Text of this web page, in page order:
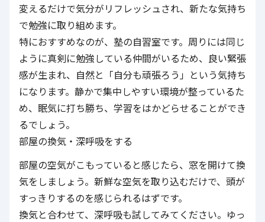
変えるだけで気分がリフレッシュされ、新たな気持ち
で勉強に取り組めます。
特におすすめなのが、塾の自習室です。周りには同じ
ように真剣に勉強している仲間がいるため、良い緊張
感が生まれ、自然と「自分も頑張ろう」という気持ち
になります。静かで集中しやすい環境が整っているた
め、眠気に打ち勝ち、学習をはかどらせることができ
るでしょう。
部屋の換気・深呼吸をする
部屋の空気がこもっていると感じたら、窓を開けて換
気をしましょう。新鮮な空気を取り込むだけで、頭が
すっきりするのを感じられるはずです。
換気と合わせて、深呼吸も試してみてください。ゆっ